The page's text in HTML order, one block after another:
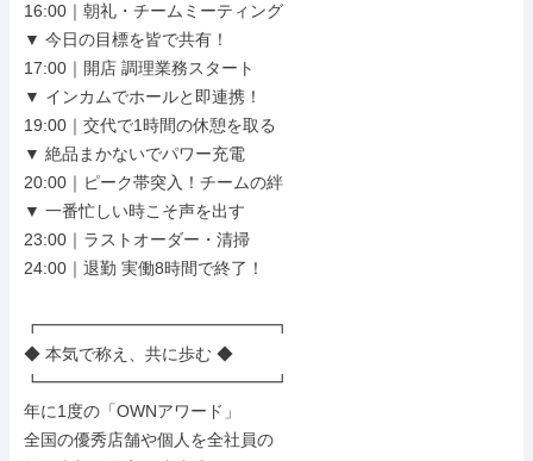
16:00｜朝礼・チームミーティング
▼ 今日の目標を皆で共有！
17:00｜開店 調理業務スタート
▼ インカムでホールと即連携！
19:00｜交代で1時間の休憩を取る
▼ 絶品まかないでパワー充電
20:00｜ピーク帯突入！チームの絆
▼ 一番忙しい時こそ声を出す
23:00｜ラストオーダー・清掃
24:00｜退勤 実働8時間で終了！
┏━━━━━━━━━━━━━━┓
◆ 本気で称え、共に歩む ◆
┗━━━━━━━━━━━━━━┛
年に1度の「OWNアワード」
全国の優秀店舗や個人を全社員の